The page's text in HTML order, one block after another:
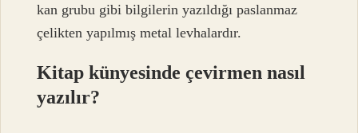
kan grubu gibi bilgilerin yazıldığı paslanmaz
çelikten yapılmış metal levhalardır.
Kitap künyesinde çevirmen nasıl
yazılır?